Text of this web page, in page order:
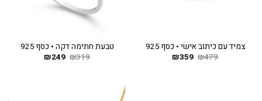
צמיד עם כיתוב אישי • כסף 925
₪479 המחיר
₪359
טבעת חתימה דקה • כסף 925
₪319 המחיר
₪249